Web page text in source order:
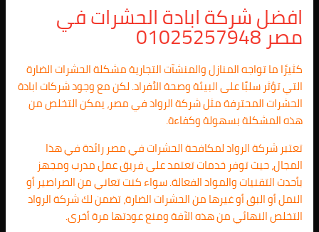
افضل شركة ابادة الحشرات في
مصر 01025257948
كثيرًا ما تواجه المنازل والمنشآت التجارية مشكلة الحشرات الضارة
التي تؤثر سلبًا على البيئة وصحة الأفراد. لكن مع وجود شركات ابادة
الحشرات المحترفة مثل شركة الرواد في مصر، يمكن التخلص من
هذه المشكلة بسهولة وكفاءة.
تعتبر شركة الرواد لمكافحة الحشرات في مصر رائدة في هذا
المجال، حيث توفر خدمات تعتمد على فريق عمل مدرب ومجهز
بأحدث التقنيات والمواد الفعالة. سواء كنت تعاني من الصراصير أو
النمل أو البق أو غيرها من الحشرات الضارة، تضمن لك شركة الرواد
التخلص النهائي من هذه الآفة ومنع عودتها مرة أخرى.